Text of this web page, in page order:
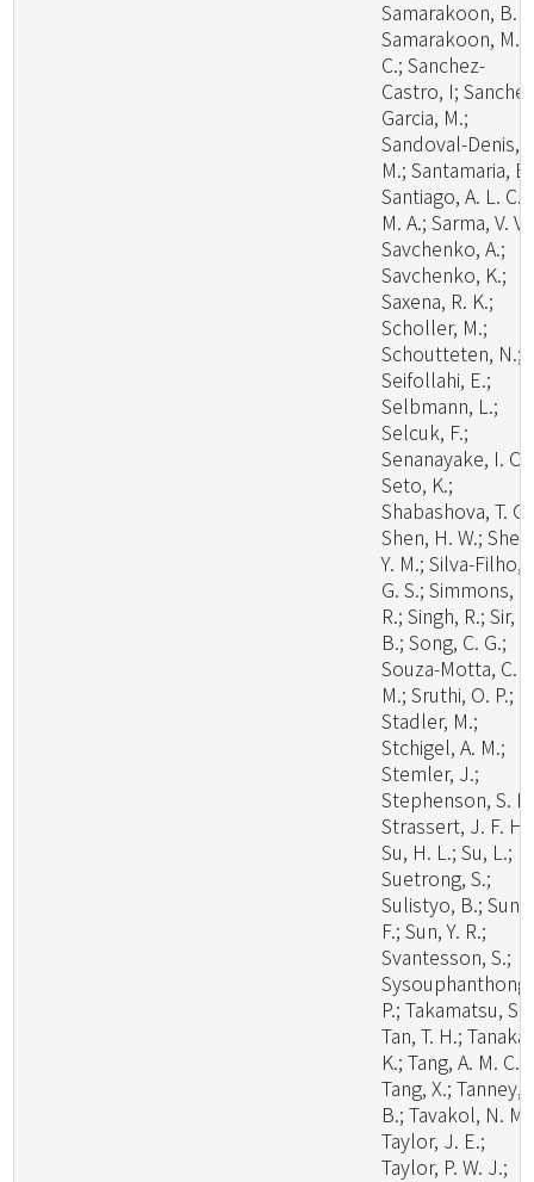
Samarakoon, B.
Samarakoon, M.
C.; Sanchez-
Castro, I;
Garcia, M.;
Sandoval-Denis,
M.; Santamaria,
Santiago, A. L. C.
M. A.; Sarma, V. V.;
Savchenko, A.;
Savchenko, K.;
Saxena, R. K.;
Scholler, M.;
Schoutteten, N.;
Seifollahi, E.;
Selbmann, L.;
Selcuk, F.;
Senanayake, I. C.;
Seto, K.;
Shabashova, T.
Shen, H. W.;
Y. M.; Silva-Filho,
G. S.; Simmons,
R.; Singh, R.; Sir,
B.; Song, C. G.;
Souza-Motta, C.
M.; Sruthi, O. P.;
Stadler, M.;
Stchigel, A. M.;
Stemler, J.;
Stephenson, S.
Strassert, J. F. H.;
Su, H. L.; Su, L.;
Suetrong, S.;
Sulistyo, B.; Sun,
F.; Sun, Y. R.;
Svantesson, S.;
Sysouphanthong,
P.; Takamatsu, S.;
Tan, T. H.; Tanaka,
K.; Tang, A. M. C.;
Tang, X.; Tanney,
B.; Tavakol, N. M.;
Taylor, J. E.;
Taylor, P. W. J.;